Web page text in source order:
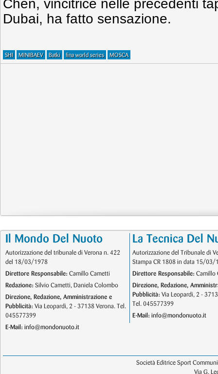
Chen, vincitrice nelle precedenti
Dubai, ha fatto sensazione.
SHI MINIBAEV Batki fina world series MOSCA
Il Mondo Del Nuoto
Autorizzazione del tribunale di Verona n. 422
del 18/03/1978
Direttore Responsabile: Camillo Cametti
Redazione: Silvio Cametti, Daniela Colombo
Direzione, Redazione, Amministrazione e
Pubblicità: Via Leopardi, 2 - 37138 Verona. Tel.
045577399
E-Mail: info@mondonuoto.it
La Tecnica Del
Autorizzazione del Tribunale di
Stampa CR 1808 in data 15/03/
Direttore Responsabile: Camillo
Direzione, Redazione,
Pubblicità: Via Leopardi, 2 -
Tel. 045577399
E-Mail: info@mondonuoto.it
Società Editrice Sport
Via G.